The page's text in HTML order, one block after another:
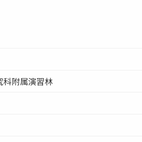
科附属演習林